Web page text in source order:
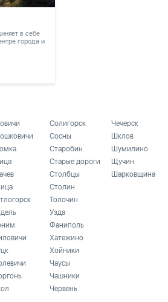
в себе
города и
Солигорск
Сосны
Старобин
Старые дороги
Столбцы
Столин
Толочин
Узда
Фаниполь
Хатежино
Хойники
Чаусы
Чашники
Червень
Чечерск
Шклов
Шумилино
Щучин
Шарковщина